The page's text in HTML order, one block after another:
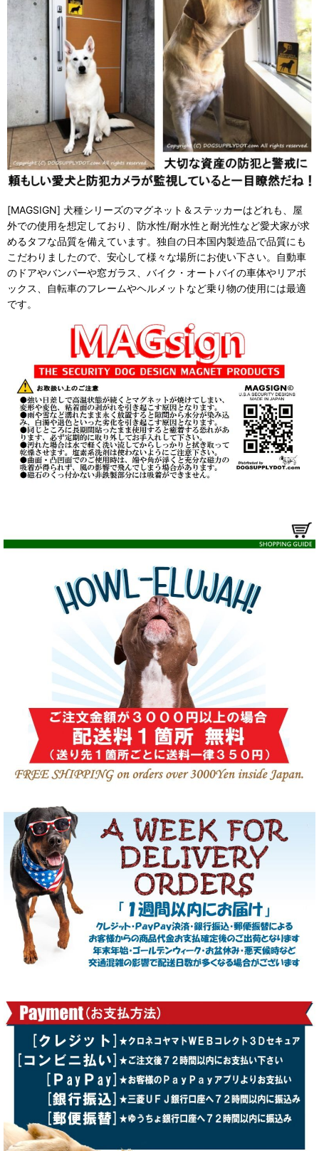
[MAGSIGN] 犬種シリーズのマグネット＆ステッカーはどれも、屋
外での使用を想定しており、防水性/耐水性と耐光性など愛犬家が求
めるタフな品質を備えています。独自の日本国内製造品で品質にも
こだわりましたので、安心して様々な場所にお使い下さい。自動車
のドアやバンパーや窓ガラス、バイク・オートバイの車体やリアボ
ックス、自転車のフレームやヘルメットなど乗り物の使用には最適
です。